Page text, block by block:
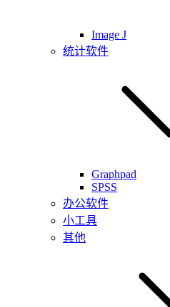
Image J
统计软件
Graphpad
SPSS
办公软件
小工具
其他